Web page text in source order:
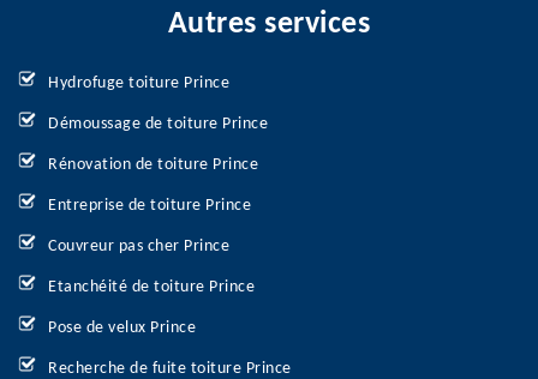
Autres services
Hydrofuge toiture Prince
Démoussage de toiture Prince
Rénovation de toiture Prince
Entreprise de toiture Prince
Couvreur pas cher Prince
Etanchéité de toiture Prince
Pose de velux Prince
Recherche de fuite toiture Prince